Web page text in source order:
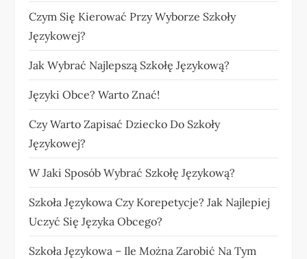
Czym Się Kierować Przy Wyborze Szkoły
Językowej?
Jak Wybrać Najlepszą Szkołę Językową?
Języki Obce? Warto Znać!
Czy Warto Zapisać Dziecko Do Szkoły
Językowej?
W Jaki Sposób Wybrać Szkołę Językową?
Szkoła Językowa Czy Korepetycje? Jak Najlepiej
Uczyć Się Języka Obcego?
Szkoła Językowa – Ile Można Zarobić Na Tym